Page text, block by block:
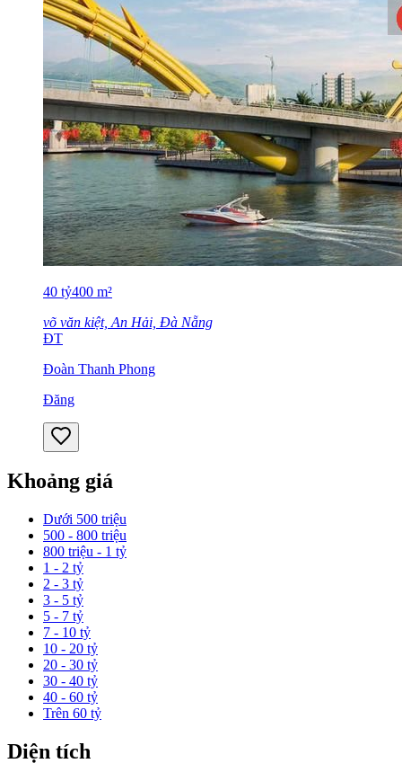
40 tỷ400 m²
võ văn kiệt, An Hải, Đà Nẵng
ĐT
Đoàn Thanh Phong
Đăng
Khoảng giá
Dưới 500 triệu
500 - 800 triệu
800 triệu - 1 tỷ
1 - 2 tỷ
2 - 3 tỷ
3 - 5 tỷ
5 - 7 tỷ
7 - 10 tỷ
10 - 20 tỷ
20 - 30 tỷ
30 - 40 tỷ
40 - 60 tỷ
Trên 60 tỷ
Diện tích